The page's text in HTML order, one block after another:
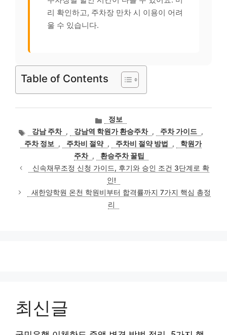
리 확인하고, 주차장 만차 시 이용이 어려
울 수 있습니다.
Table of Contents
카
테
고
리
정보
태
그
강남 주차 , 강남역 학원가 환승주차 , 주차 가이드 ,
주차 정보
, 주차비 절약 , 주차비 절약 방법 ,
학원가
주차 ,
환승주차 꿀팁
신속채무조정 신청 가이드, 후기와 승인 조건 3단계로 확
인!
새한양학원 온천 학원비부터 합격률까지 7가지 핵심 총정
리
최신글